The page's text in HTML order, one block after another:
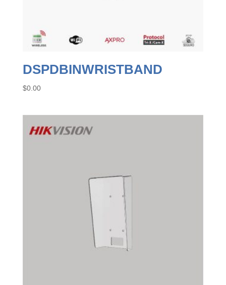
DSPDBINWRISTBAND
$0.00